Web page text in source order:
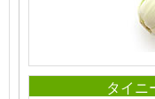
タイニ